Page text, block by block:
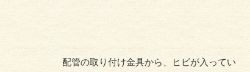
配管の取り付け金具から、ヒビが入ってい